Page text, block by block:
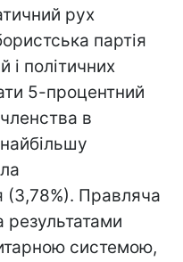
рух
партія
і політичних
5-процентний
в
(3,78%). Правляча
результатами
системою,